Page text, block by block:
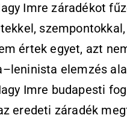
Imre záradékot
értek egyet, azt
elemzés
Imre budapesti
eredeti záradék